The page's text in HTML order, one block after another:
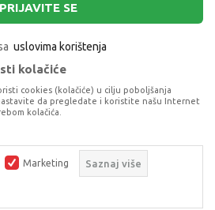
PRIJAVITE SE
uslovima korištenja
kolačiće
cookies (kolačiće) u cilju poboljšanja
da pregledate i koristite našu Internet
kolačića.
Marketing Saznaj više